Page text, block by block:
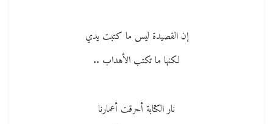
إن القصيدة ليس ما كتبت يدي
لكنها ما تكتب الأهداب ..
نار الكتابة أحرقت أعمارنا